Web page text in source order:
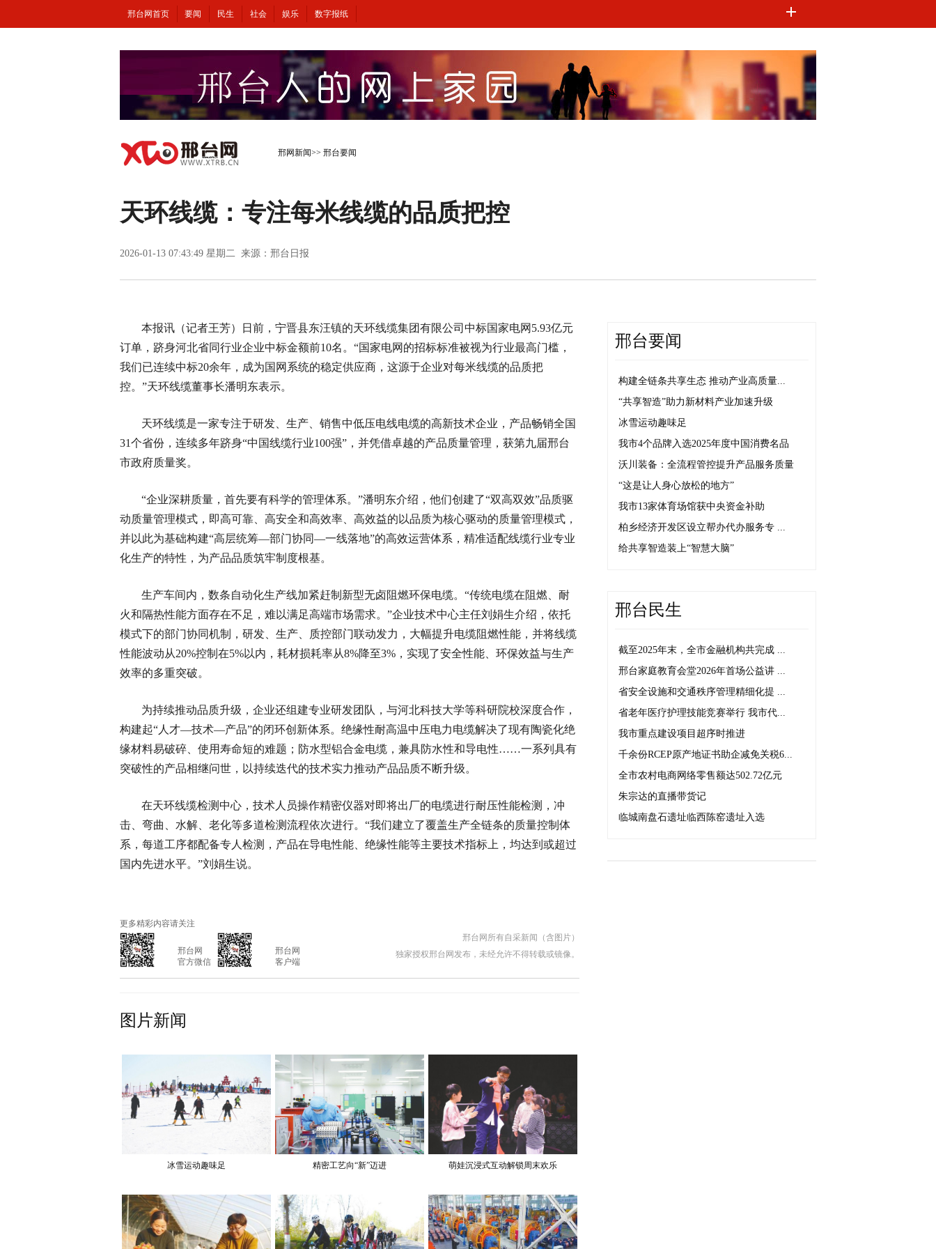
邢台网首页 要闻 民生 社会 娱乐 数字报纸
邢网新闻>> 邢台要闻
天环线缆：专注每米线缆的品质把控
2026-01-13 07:43:49 星期二 来源：邢台日报
本报讯（记者王芳）日前，宁晋县东汪镇的天环线缆集团有限公司中标国家电网5.93亿元
订单，跻身河北省同行业企业中标金额前10名。“国家电网的招标标准被视为行业最高门槛，
我们已连续中标20余年，成为国网系统的稳定供应商，这源于企业对每米线缆的品质把
控。”天环线缆董事长潘明东表示。
天环线缆是一家专注于研发、生产、销售中低压电线电缆的高新技术企业，产品畅销全国
31个省份，连续多年跻身“中国线缆行业100强”，并凭借卓越的产品质量管理，获第九届邢台
市政府质量奖。
“企业深耕质量，首先要有科学的管理体系。”潘明东介绍，他们创建了“双高双效”品质驱
动质量管理模式，即高可靠、高安全和高效率、高效益的以品质为核心驱动的质量管理模式，
并以此为基础构建“高层统筹—部门协同—一线落地”的高效运营体系，精准适配线缆行业专业
化生产的特性，为产品品质筑牢制度根基。
生产车间内，数条自动化生产线加紧赶制新型无卤阻燃环保电缆。“传统电缆在阻燃、耐
火和隔热性能方面存在不足，难以满足高端市场需求。”企业技术中心主任刘娟生介绍，依托
模式下的部门协同机制，研发、生产、质控部门联动发力，大幅提升电缆阻燃性能，并将线缆
性能波动从20%控制在5%以内，耗材损耗率从8%降至3%，实现了安全性能、环保效益与生产
效率的多重突破。
为持续推动品质升级，企业还组建专业研发团队，与河北科技大学等科研院校深度合作，
构建起“人才—技术—产品”的闭环创新体系。绝缘性耐高温中压电力电缆解决了现有陶瓷化绝
缘材料易破碎、使用寿命短的难题；防水型铝合金电缆，兼具防水性和导电性……一系列具有
突破性的产品相继问世，以持续迭代的技术实力推动产品品质不断升级。
在天环线缆检测中心，技术人员操作精密仪器对即将出厂的电缆进行耐压性能检测，冲
击、弯曲、水解、老化等多道检测流程依次进行。“我们建立了覆盖生产全链条的质量控制体
系，每道工序都配备专人检测，产品在导电性能、绝缘性能等主要技术指标上，均达到或超过
国内先进水平。”刘娟生说。
更多精彩内容请关注
			邢台网
			官方微信
			邢台网
			客户端
邢台网所有自采新闻（含图片）
独家授权邢台网发布，未经允许不得转载或镜像。
图片新闻
冰雪运动趣味足 精密工艺向“新”迈进 萌娃沉浸式互动解锁周末欢乐
邢台要闻
构建全链条共享生态 推动产业高质量...
“共享智造”助力新材料产业加速升级
冰雪运动趣味足
我市4个品牌入选2025年度中国消费名品
沃川装备：全流程管控提升产品服务质量
“这是让人身心放松的地方”
我市13家体育场馆获中央资金补助
柏乡经济开发区设立帮办代办服务专 ...
给共享智造装上“智慧大脑”
邢台民生
截至2025年末，全市金融机构共完成 ...
邢台家庭教育会堂2026年首场公益讲 ...
省安全设施和交通秩序管理精细化提 ...
省老年医疗护理技能竞赛举行 我市代...
我市重点建设项目超序时推进
千余份RCEP原产地证书助企减免关税6...
全市农村电商网络零售额达502.72亿元
朱宗达的直播带货记
临城南盘石遗址临西陈窑遗址入选